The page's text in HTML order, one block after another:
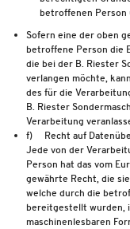
betroffenen Person
Sofern eine der oben
betroffene Person die
die bei der B. Riester
verlangen möchte,
des für die
B. Riester
Verarbeitung
f) Recht auf
Jede von der
Person hat das vom
gewährte Recht, die
welche durch die
bereitgestellt wurden,
maschinenlesbaren